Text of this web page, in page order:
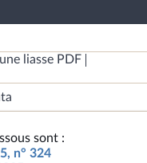
liasse PDF
sont :
n° 324